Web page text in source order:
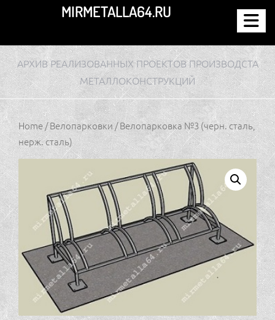
содержимому
MIRMETALLA64.RU
АРХИВ РЕАЛИЗОВАННЫХ ПРОЕКТОВ ПРОИЗВОДСТА
МЕТАЛЛОКОНСТРУКЦИЙ
Home/Велопарковки/ Велопарковка №3 (черн. сталь,
нерж. сталь)